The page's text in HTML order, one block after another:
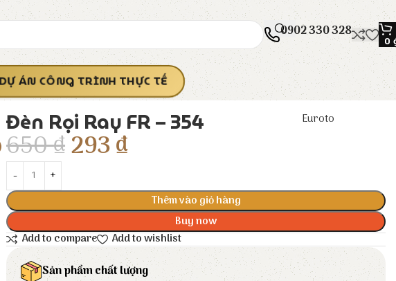
0902 330 328
0
DỰ ÁN CÔNG TRÌNH THỰC TẾ
Đèn Rọi Ray FR – 354 Euroto
650₫293₫
Thêm vào giỏ hàng
Buy now
Add to compare
Add to wishlist
Sản phẩm chất lượng